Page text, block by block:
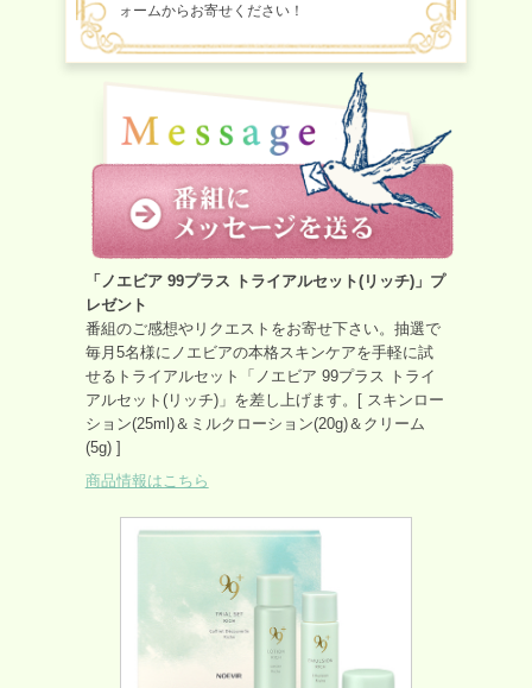
ォームからお寄せください！
「ノエビア 99プラス トライアルセット(リッチ)」プ
レゼント
番組のご感想やリクエストをお寄せ下さい。抽選で
毎月5名様にノエビアの本格スキンケアを手軽に試
せるトライアルセット「ノエビア 99プラス トライ
アルセット(リッチ)」を差し上げます。[ スキンロー
ション(25ml)＆ミルクローション(20g)＆クリーム
(5g) ]
商品情報はこちら